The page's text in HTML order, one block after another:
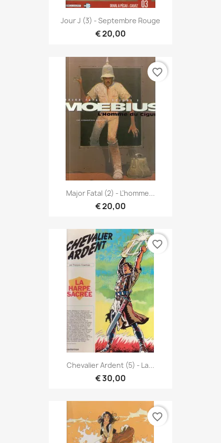
Jour J (3) - Septembre Rouge
€ 20,00
Major Fatal (2) - L'homme...
€ 20,00
favorite_border
Chevalier Ardent (5) - La...
€ 30,00
favorite_border
favorite_border